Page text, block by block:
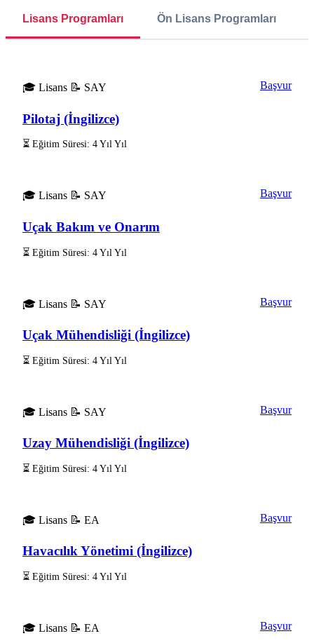
Lisans Programları Ön Lisans Programları
🎓 Lisans 📝 SAY
Pilotaj (İngilizce)
⏳ Eğitim Süresi: 4 Yıl Yıl
Başvur
🎓 Lisans 📝 SAY
Uçak Bakım ve Onarım
⏳ Eğitim Süresi: 4 Yıl Yıl
Başvur
🎓 Lisans 📝 SAY
Uçak Mühendisliği (İngilizce)
⏳ Eğitim Süresi: 4 Yıl Yıl
Başvur
🎓 Lisans 📝 SAY
Uzay Mühendisliği (İngilizce)
⏳ Eğitim Süresi: 4 Yıl Yıl
Başvur
🎓 Lisans 📝 EA
Havacılık Yönetimi (İngilizce)
⏳ Eğitim Süresi: 4 Yıl Yıl
Başvur
🎓 Lisans 📝 EA Başvur